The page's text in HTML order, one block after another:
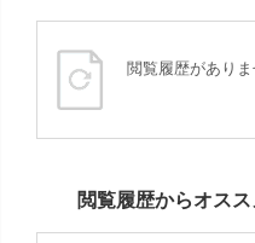
閲覧履歴があり
閲覧履歴からオス